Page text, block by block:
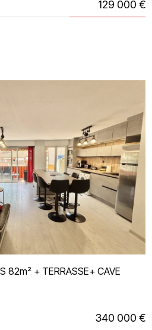
129 000 €
82m² + TERRASSE+ CAVE
340 000 €